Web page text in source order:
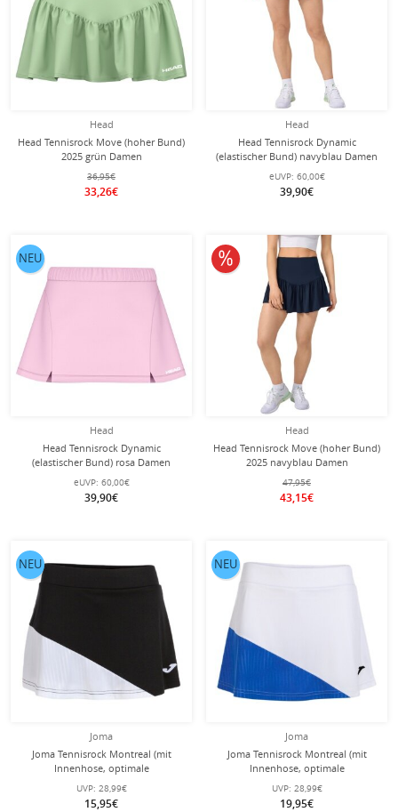
Head
Head Tennisrock Move (hoher Bund)
2025 grün Damen
36,95€
33,26€
Head
Head Tennisrock Dynamic
(elastischer Bund) navyblau Damen
eUVP: 60,00€
39,90€
Head
Head Tennisrock Dynamic
(elastischer Bund) rosa Damen
eUVP: 60,00€
39,90€
NEU
Head
Head Tennisrock Move (hoher Bund)
2025 navyblau Damen
47,95€
43,15€
10% reduziert
Joma
Joma Tennisrock Montreal (mit
Innenhose, optimale
Bewegungsfreiheit) schwarz/weiss
Damen
UVP: 28,99€
15,95€
NEU
Joma
Joma Tennisrock Montreal (mit
Innenhose, optimale
Bewegungsfreiheit)
weiss/königsblau Damen
UVP: 28,99€
19,95€
NEU